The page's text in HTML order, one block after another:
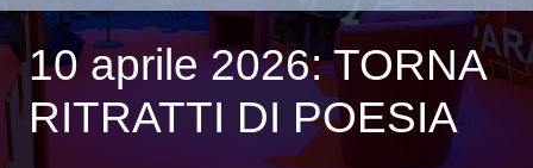
10 aprile 2026: TORNA
RITRATTI DI POESIA